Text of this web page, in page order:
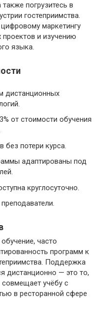
погрузитесь в
гостеприимства.
маркетингу
и изучению
языка.
дистанционных
от стоимости обучения
без потери курса.
адаптированы под
круглосуточно.
часто
программ к
Поддержка
дистанционно — это то,
совмещает учёбу с
в ресторанной сфере